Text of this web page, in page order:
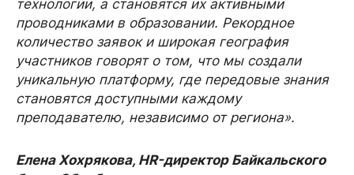
технологии, а становятся их активными
проводниками в образовании. Рекордное
количество заявок и широкая география
участников говорят о том, что мы создали
уникальную платформу, где передовые знания
становятся доступными каждому
преподавателю, независимо от региона».
Елена Хохрякова, HR-директор Байкальского